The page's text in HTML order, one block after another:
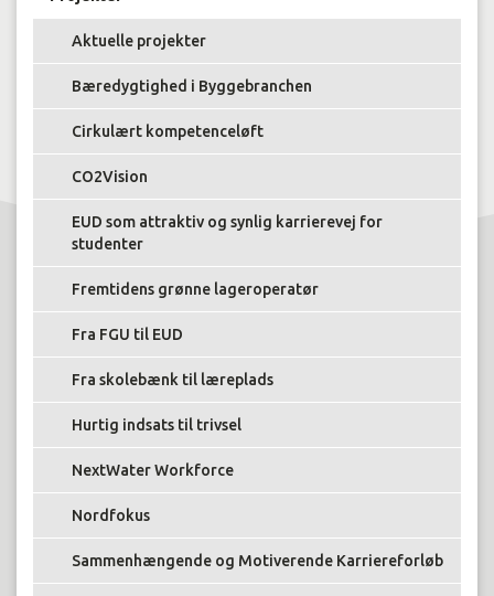
Aktuelle projekter
Bæredygtighed i Byggebranchen
Cirkulært kompetenceløft
CO2Vision
EUD som attraktiv og synlig karrierevej for
studenter
Fremtidens grønne lageroperatør
Fra FGU til EUD
Fra skolebænk til læreplads
Hurtig indsats til trivsel
NextWater Workforce
Nordfokus
Sammenhængende og Motiverende Karriereforløb